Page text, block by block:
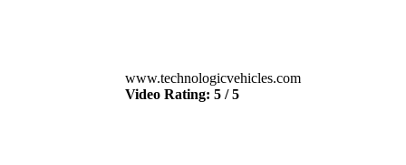
www.technologicvehicles.com
Video Rating: 5 / 5